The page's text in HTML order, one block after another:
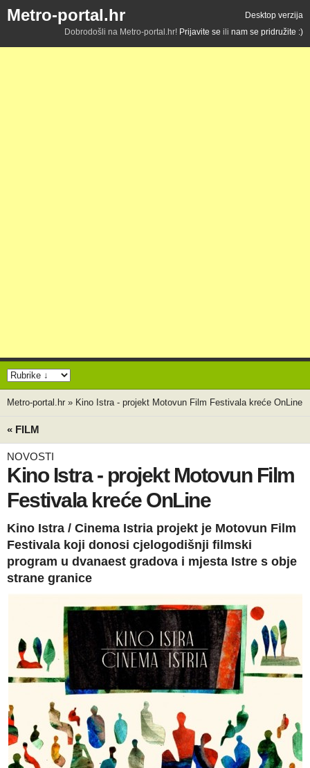
Metro-portal.hr
Desktop verzija
Dobrodošli na Metro-portal.hr! Prijavite se ili nam se pridružite :)
Metro-portal.hr » Kino Istra - projekt Motovun Film Festivala kreće OnLine
« FILM
NOVOSTI
Kino Istra - projekt Motovun Film
Festivala kreće OnLine
Kino Istra / Cinema Istria projekt je Motovun Film
Festivala koji donosi cjelogodišnji filmski
program u dvanaest gradova i mjesta Istre s obje
strane granice